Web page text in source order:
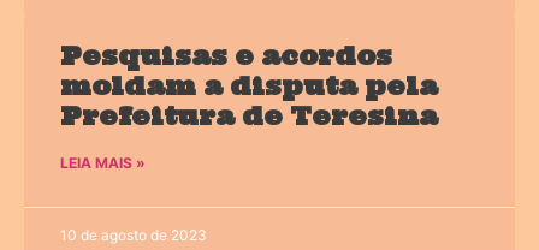
Pesquisas e acordos
moldam a disputa pela
Prefeitura de Teresina
LEIA MAIS »
10 de agosto de 2023